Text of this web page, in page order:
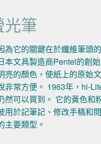
筆
為它的關鍵在於纖維筆頭
本文具製造商Pentel的創
亮的顏色，使紙上的原始
非常方便。 1963年，hi-
然可以買到。 它的黃色和
用於記筆記、修改手稿和
主要類型。